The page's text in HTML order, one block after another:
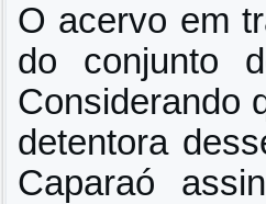
O acervo em
do conjunto
Considerando
detentora
Caparaó